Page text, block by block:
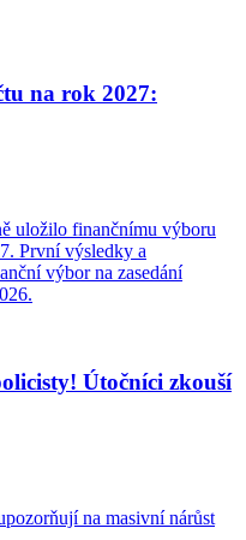
na rok 2027:
uložilo finančnímu výboru
První výsledky a
výbor na zasedání
Útočníci zkouší
na masivní nárůst